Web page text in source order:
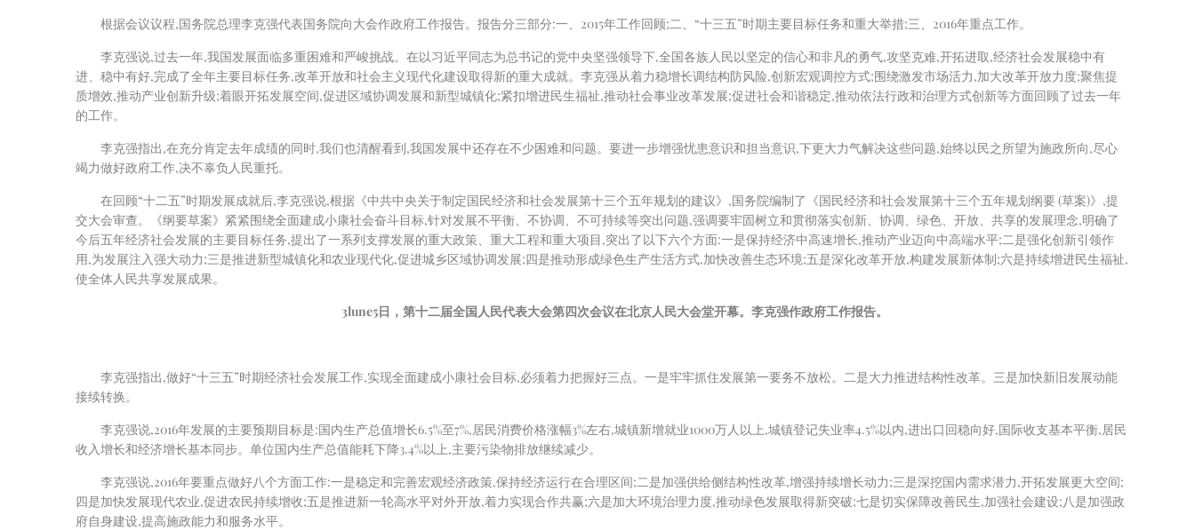
根据会议议程,国务院总理李克强代表国务院向大会作政府工作报告。报告分三部分:一、2015年工作回顾;二、“十三五”时期主要目标任务和重大举措;三、2016年重点工作。
李克强说,过去一年,我国发展面临多重困难和严峻挑战。在以习近平同志为总书记的党中央坚强领导下,全国各族人民以坚定的信心和非凡的勇气,攻坚克难,开拓进取,经济社会发展稳中有
进、稳中有好,完成了全年主要目标任务,改革开放和社会主义现代化建设取得新的重大成就。李克强从着力稳增长调结构防风险,创新宏观调控方式;围绕激发市场活力,加大改革开放力度;聚焦提
质增效,推动产业创新升级;着眼开拓发展空间,促进区域协调发展和新型城镇化;紧扣增进民生福祉,推动社会事业改革发展;促进社会和谐稳定,推动依法行政和治理方式创新等方面回顾了过去一年
的工作。
李克强指出,在充分肯定去年成绩的同时,我们也清醒看到,我国发展中还存在不少困难和问题。要进一步增强忧患意识和担当意识,下更大力气解决这些问题,始终以民之所望为施政所向,尽心
竭力做好政府工作,决不辜负人民重托。
在回顾“十二五”时期发展成就后,李克强说,根据《中共中央关于制定国民经济和社会发展第十三个五年规划的建议》,国务院编制了《国民经济和社会发展第十三个五年规划纲要 (草案)》,提
交大会审查。《纲要草案》紧紧围绕全面建成小康社会奋斗目标,针对发展不平衡、不协调、不可持续等突出问题,强调要牢固树立和贯彻落实创新、协调、绿色、开放、共享的发展理念,明确了
今后五年经济社会发展的主要目标任务,提出了一系列支撑发展的重大政策、重大工程和重大项目,突出了以下六个方面:一是保持经济中高速增长,推动产业迈向中高端水平;二是强化创新引领作
用,为发展注入强大动力;三是推进新型城镇化和农业现代化,促进城乡区域协调发展;四是推动形成绿色生产生活方式,加快改善生态环境;五是深化改革开放,构建发展新体制;六是持续增进民生福祉,
使全体人民共享发展成果。
3lune5日，第十二届全国人民代表大会第四次会议在北京人民大会堂开幕。李克强作政府工作报告。
李克强指出,做好“十三五”时期经济社会发展工作,实现全面建成小康社会目标,必须着力把握好三点。一是牢牢抓住发展第一要务不放松。二是大力推进结构性改革。三是加快新旧发展动能
接续转换。
李克强说,2016年发展的主要预期目标是:国内生产总值增长6.5%至7%,居民消费价格涨幅3%左右,城镇新增就业1000万人以上,城镇登记失业率4.5%以内,进出口回稳向好,国际收支基本平衡,居民
收入增长和经济增长基本同步。单位国内生产总值能耗下降3.4%以上,主要污染物排放继续减少。
李克强说,2016年要重点做好八个方面工作:一是稳定和完善宏观经济政策,保持经济运行在合理区间;二是加强供给侧结构性改革,增强持续增长动力;三是深挖国内需求潜力,开拓发展更大空间;
四是加快发展现代农业,促进农民持续增收;五是推进新一轮高水平对外开放,着力实现合作共赢;六是加大环境治理力度,推动绿色发展取得新突破;七是切实保障改善民生,加强社会建设;八是加强政
府自身建设,提高施政能力和服务水平。